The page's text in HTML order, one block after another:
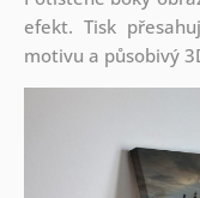
efekt. Tisk
motivu a působivý